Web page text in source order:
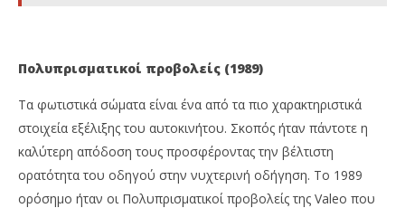
Πολυπρισματικοί προβολείς (1989)
Τα φωτιστικά σώματα είναι ένα από τα πιο χαρακτηριστικά
στοιχεία εξέλιξης του αυτοκινήτου. Σκοπός ήταν πάντοτε η
καλύτερη απόδοση τους προσφέροντας την βέλτιστη
ορατότητα του οδηγού στην νυχτερινή οδήγηση. Το 1989
ορόσημο ήταν οι Πολυπρισματικοί προβολείς της Valeo που